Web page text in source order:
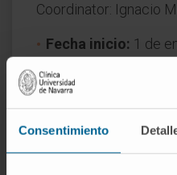
Consentimiento
Coordinator: Ignacio
Fecha inicio: 1 de
Financiador:
Naturaleza del